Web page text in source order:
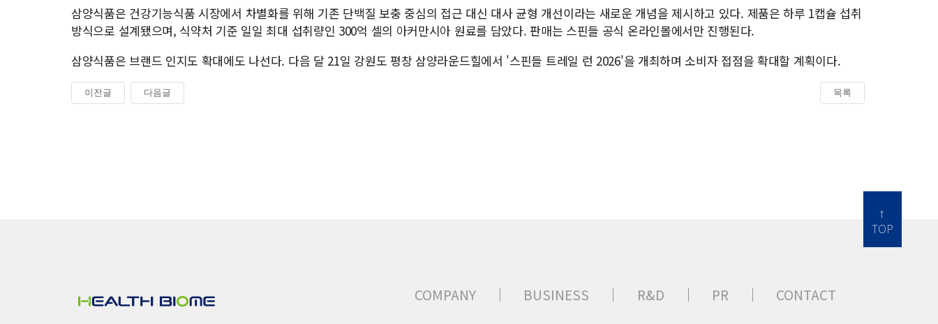
삼양식품은 건강기능식품 시장에서 차별화를 위해 기존 단백질 보충 중심의 접근 대신 대사 균형 개선이라는 새로운 개념을 제시하고 있다. 제품은 하루 1캡슐 섭취
방식으로 설계됐으며, 식약처 기준 일일 최대 섭취량인 300억 셀의 아커만시아 원료를 담았다. 판매는 스핀들 공식 온라인몰에서만 진행된다.
삼양식품은 브랜드 인지도 확대에도 나선다. 다음 달 21일 강원도 평창 삼양라운드힐에서 '스핀들 트레일 런 2026'을 개최하며 소비자 접점을 확대할 계획이다.
이전글 다음글 목록
COMPANY BUSINESS R&D PR CONTACT
TOP